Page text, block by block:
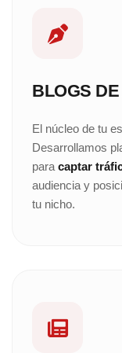
BLOGS
El núcleo de tu
Desarrollamos
para captar
audiencia y
tu nicho.